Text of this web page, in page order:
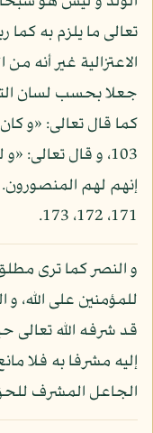
تعالى ما يلزم به
الاعتزالية غير أنه
جعلا بحسب لسان
كما قال تعالى: «و
103، و قال تعالى:
إنهم لهم
171، 172، 173.
و النصر كما ترى
للمؤمنين على الله،
قد شرفه الله تعالى
إليه مشرفا به فلا
الجاعل المشرف